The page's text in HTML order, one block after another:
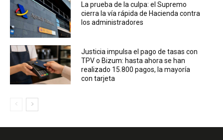
La prueba de la culpa: el Supremo
cierra la vía rápida de Hacienda contra
los administradores
Justicia impulsa el pago de tasas con
TPV o Bizum: hasta ahora se han
realizado 15.800 pagos, la mayoría
con tarjeta